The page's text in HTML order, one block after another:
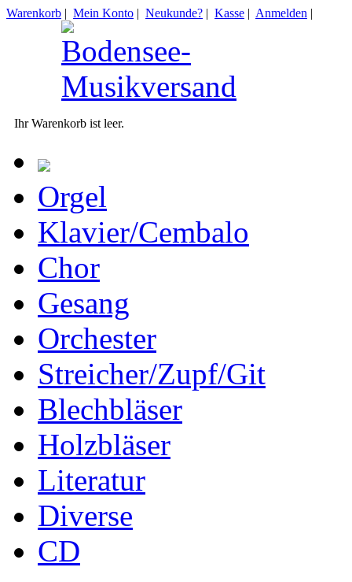
Warenkorb | Mein Konto | Neukunde? | Kasse | Anmelden |
Ihr Warenkorb ist leer.
Orgel
Klavier/Cembalo
Chor
Gesang
Orchester
Streicher/Zupf/Git
Blechbläser
Holzbläser
Literatur
Diverse
CD